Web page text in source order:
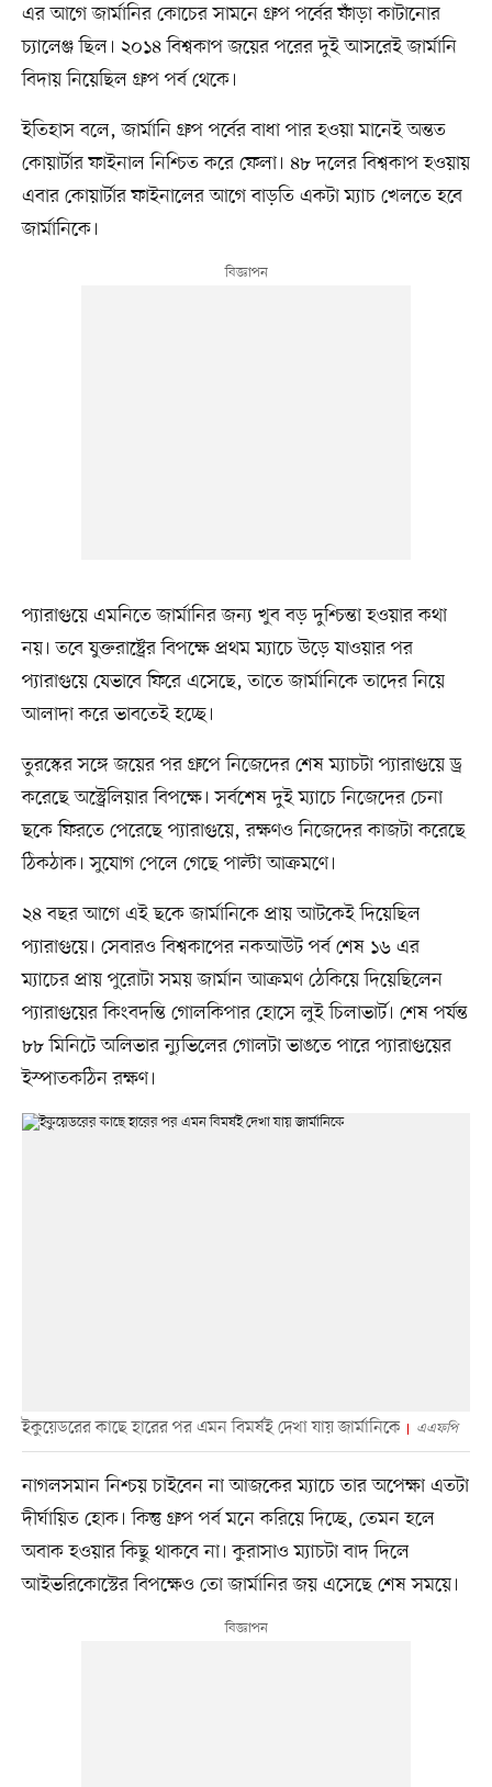
এর আগে জার্মানির কোচের সামনে গ্রুপ পর্বের ফাঁড়া কাটানোর
চ্যালেঞ্জ ছিল। ২০১৪ বিশ্বকাপ জয়ের পরের দুই আসরেই জার্মানি
বিদায় নিয়েছিল গ্রুপ পর্ব থেকে।
ইতিহাস বলে, জার্মানি গ্রুপ পর্বের বাধা পার হওয়া মানেই অন্তত
কোয়ার্টার ফাইনাল নিশ্চিত করে ফেলা। ৪৮ দলের বিশ্বকাপ হওয়ায়
এবার কোয়ার্টার ফাইনালের আগে বাড়তি একটা ম্যাচ খেলতে হবে
জার্মানিকে।
প্যারাগুয়ে এমনিতে জার্মানির জন্য খুব বড় দুশ্চিন্তা হওয়ার কথা
নয়। তবে যুক্তরাষ্ট্রের বিপক্ষে প্রথম ম্যাচে উড়ে যাওয়ার পর
প্যারাগুয়ে যেভাবে ফিরে এসেছে, তাতে জার্মানিকে তাদের নিয়ে
আলাদা করে ভাবতেই হচ্ছে।
তুরস্কের সঙ্গে জয়ের পর গ্রুপে নিজেদের শেষ ম্যাচটা প্যারাগুয়ে ড্র
করেছে অস্ট্রেলিয়ার বিপক্ষে। সর্বশেষ দুই ম্যাচে নিজেদের চেনা
ছকে ফিরতে পেরেছে প্যারাগুয়ে, রক্ষণও নিজেদের কাজটা করেছে
ঠিকঠাক। সুযোগ পেলে গেছে পাল্টা আক্রমণে।
২৪ বছর আগে এই ছকে জার্মানিকে প্রায় আটকেই দিয়েছিল
প্যারাগুয়ে। সেবারও বিশ্বকাপের নকআউট পর্ব শেষ ১৬ এর
ম্যাচের প্রায় পুরোটা সময় জার্মান আক্রমণ ঠেকিয়ে দিয়েছিলেন
প্যারাগুয়ের কিংবদন্তি গোলকিপার হোসে লুই চিলাভার্ট। শেষ পর্যন্ত
৮৮ মিনিটে অলিভার ন্যুভিলের গোলটা ভাঙতে পারে প্যারাগুয়ের
ইস্পাতকঠিন রক্ষণ।
ইকুয়েডরের কাছে হারের পর এমন বিমর্ষই দেখা যায় জার্মানিকে এএফপি
নাগলসমান নিশ্চয় চাইবেন না আজকের ম্যাচে তার অপেক্ষা এতটা
দীর্ঘায়িত হোক। কিন্তু গ্রুপ পর্ব মনে করিয়ে দিচ্ছে, তেমন হলে
অবাক হওয়ার কিছু থাকবে না। কুরাসাও ম্যাচটা বাদ দিলে
আইভরিকোস্টের বিপক্ষেও তো জার্মানির জয় এসেছে শেষ সময়ে।